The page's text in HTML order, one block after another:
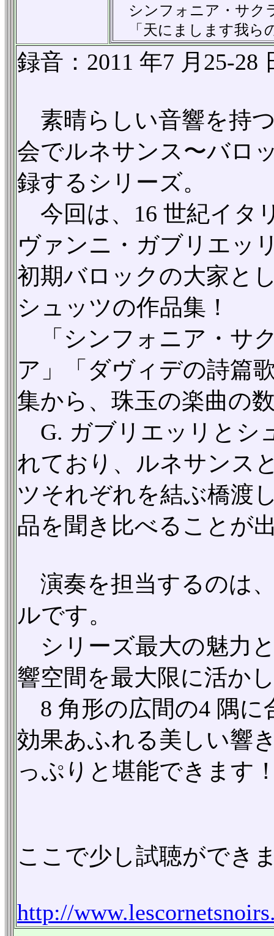
シンフォニア・サク
「天にまします我ら
録音：2011 年7 月25-
素晴らしい音響を持
会でルネサンス〜バロ
録するシリーズ。
今回は、16 世紀イタ
ヴァンニ・ガブリエッ
初期バロックの大家と
シュッツの作品集！
「シンフォニア・サ
ア」「ダヴィデの詩篇
集から、珠玉の楽曲の
G. ガブリエッリとシ
れており、ルネサンス
ツそれぞれを結ぶ橋渡
品を聞き比べることが
演奏を担当するのは
ルです。
シリーズ最大の魅力
響空間を最大限に活か
8 角形の広間の4 隅に
効果あふれる美しい響
っぷりと堪能できます
ここで少し試聴ができ
http://